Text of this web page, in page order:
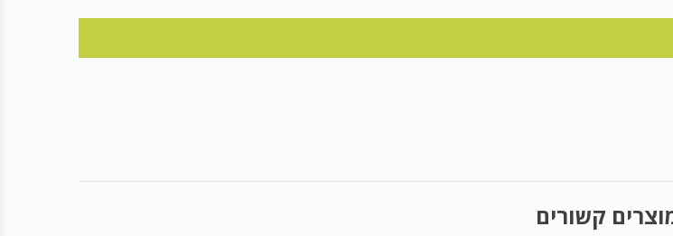
קשורים